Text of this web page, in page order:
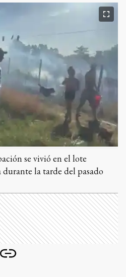
se vivió en el lote
la tarde del pasado